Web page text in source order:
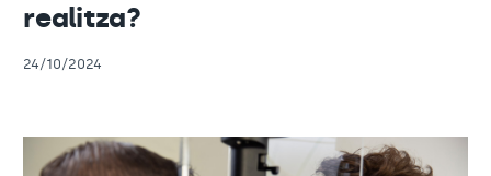
realitza?
24/10/2024